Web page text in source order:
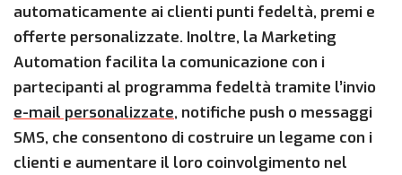
automaticamente ai clienti punti fedeltà, premi e
offerte personalizzate. Inoltre, la Marketing
Automation facilita la comunicazione con i
partecipanti al programma fedeltà tramite l’invio
e-mail personalizzate, notifiche push o messaggi
SMS, che consentono di costruire un legame con i
clienti e aumentare il loro coinvolgimento nel